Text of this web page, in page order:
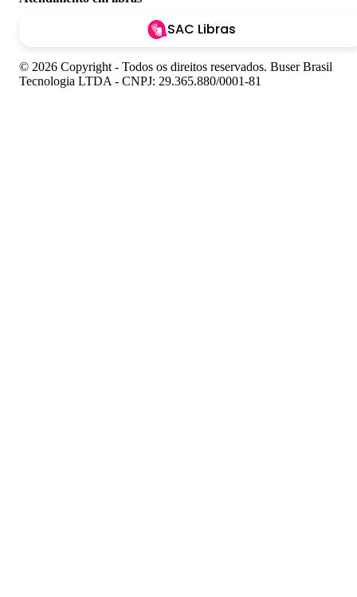
SAC Libras
© 2026 Copyright - Todos os direitos reservados. Buser Brasil
Tecnologia LTDA - CNPJ: 29.365.880/0001-81